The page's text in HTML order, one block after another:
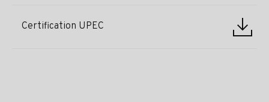
Certification UPEC